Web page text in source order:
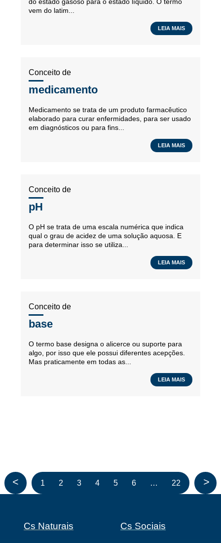
vem do latim...
LEIA MAIS
Conceito de
medicamento
Medicamento se trata de um produto farmacêutico
elaborado para curar enfermidades, para ser usado
em diagnósticos ou para fins...
LEIA MAIS
Conceito de
pH
O pH se trata de uma escala numérica que indica
qual o grau de acidez de uma solução aquosa. E
para determinar isso se utiliza...
LEIA MAIS
Conceito de
base
O termo base designa o alicerce ou suporte para
algo, por isso que ele possui diferentes acepções.
Mas praticamente em todas as...
LEIA MAIS
< 1 2 3 4 5 6 … 22 >
Cs Naturais Cs Sociais